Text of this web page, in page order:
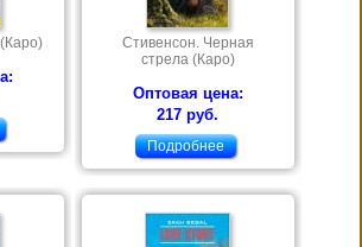
Стивенсон. Черная
стрела (Каро)
Оптовая цена:
217 руб.
Подробнее